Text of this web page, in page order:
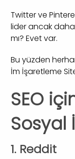
Twitter ve
lider ancak
mı? Evet var.
Bu yüzden
İm İşaretleme
SEO
Sosyal
1. Reddit